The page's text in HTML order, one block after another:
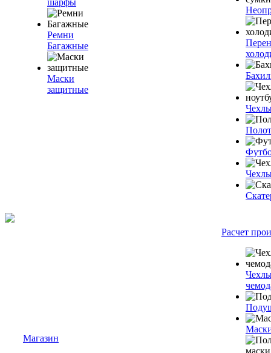
шарфы
Ремни
Багажные
Маски
защитные
Магазин
Расчет